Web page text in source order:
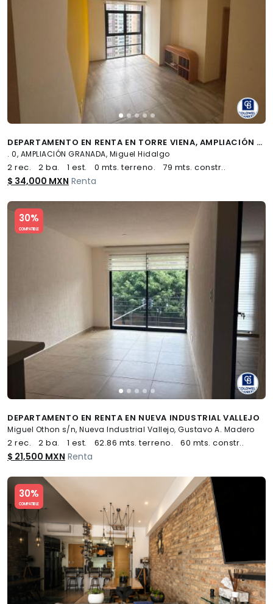
DEPARTAMENTO EN RENTA EN TORRE VIENA, AMPLIACIÓN GRANADA
. 0, AMPLIACIÓN GRANADA, Miguel Hidalgo
2 rec. 2 ba. 1 est. 0 mts. terreno. 79 mts. constr..
$ 34,000 MXN Renta
30%
COMPATIBLE
Slide 1 of 5
DEPARTAMENTO EN RENTA EN NUEVA INDUSTRIAL VALLEJO
Miguel Othon s/n, Nueva Industrial Vallejo, Gustavo A. Madero
2 rec. 2 ba. 1 est. 62.86 mts. terreno. 60 mts. constr..
$ 21,500 MXN Renta
30%
COMPATIBLE
Slide 1 of 5